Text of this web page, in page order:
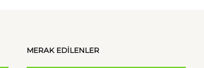
MERAK EDILENLER